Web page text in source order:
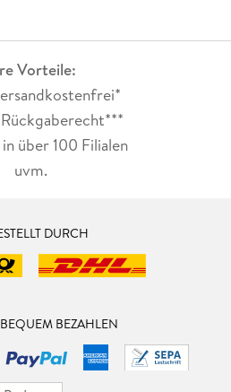
Vorteile:
über 100 Filialen
uvm.
DURCH
BEZAHLEN